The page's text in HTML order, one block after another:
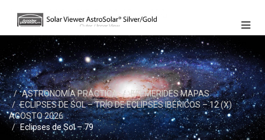
ASTRONOMÍA PRÁCTICA
EFEMERIDES MAPAS
ECLIPSES DE SOL – TRÍO DE ECLIPSES IBÉRICOS – 12 (X)
AGOSTO 2026
Eclipses de Sol – 79